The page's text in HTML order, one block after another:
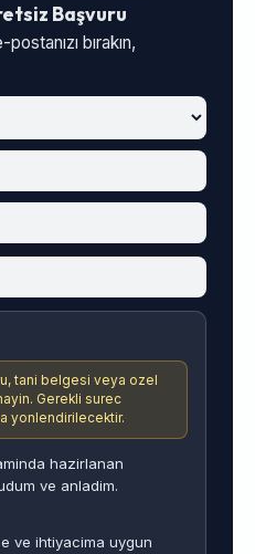
Başvuru
bırakın,
tani belgesi veya ozel
Gerekli surec
yonlendirilecektir.
hazirlanan
ve anladim.
ve ihtiyacima uygun